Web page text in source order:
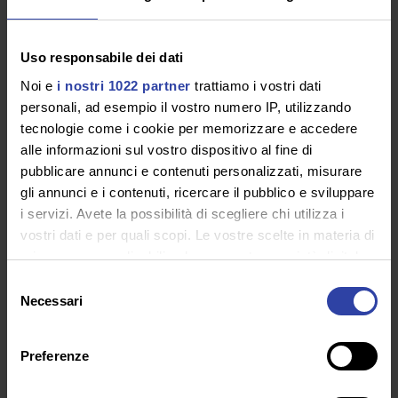
Uso responsabile dei dati
Noi e i nostri 1022 partner trattiamo i vostri dati
personali, ad esempio il vostro numero IP, utilizzando
tecnologie come i cookie per memorizzare e accedere
alle informazioni sul vostro dispositivo al fine di
pubblicare annunci e contenuti personalizzati, misurare
gli annunci e i contenuti, ricercare il pubblico e sviluppare
i servizi. Avete la possibilità di scegliere chi utilizza i
vostri dati e per quali scopi. Le vostre scelte in materia di
privacy sono applicabili solo su questa proprietà digitale
modificare o revocare il proprio consenso in qualsiasi
momento dalla Dichiarazione sui cookie o facendo clic
delNecessari
Preferenze
Google ha comunicato che invierà nei
prossimi mesi unamail informativa agli
utentiriguardante questavariazione
tempistiche di attuazione. L’azienda consiglia
vivamente agli utenti disalvare la cronologia
relativa ai propri spostamenti sul proprio
dispositivo mobile prima del 1° dicembre